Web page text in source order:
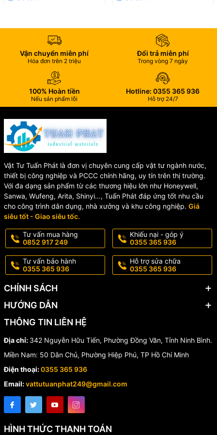
✅Chất liệu nhựa ABS cao cấp– Bền, nhẹ, không rỉ sét, chịu được
áp lực nước cao.
Thiết kế nhỏ gọn, thẩm mỹ
– Màu sắc tươi sáng, hiện đại, phù
hợp mọi không gian vườn.
Công dụng
Làm mát không gian ngoài trời
Vệ sinh sân, rửa xe, chuồng trại
Dùng trong nông nghiệp, gia đình, biệt thự sân vườn...
💡Hướng dẫn sử dụng
Kết nối súng phun với ống mềm qua đầu nối nhanh.
Gắn ống vào máy bơm nước hoặc nguồn nước có áp lực ổn
định.
Bóp nhẹ tay cầm để bắt đầu phun.
Xoay đầu súng để lựa chọn 1 trong 5 kiểu phun tùy ý.
📌Tại sao nên chọn
AQUAMATE W-9108J?
Thiết kế chuẩn Đài Loan – bền bỉ và tối ưu công năng
và hộ gia đình
Vận chuyển miễn phí
Hóa đơn trên 2 triệu
Đổi trả miễn phí
Trong vòng 7 ngày
100% Hoàn tiền
Nếu sản phẩm lỗi
Hotline: 0355 365 936
Hỗ trợ 24/7
Vật Tư Tuấn Phát là đơn vị chuyên cung cấp vật tư ngành nước,
thiết bị công nghiệp và PCCC chính hãng, uy tín trên thị trường.
Với đa dạng sản phẩm từ các thương hiệu lớn như Honeywell,
Sanwa, Wufeng, Arita, Shinyi…, Tuấn Phát đáp ứng tốt nhu cầu
cho công trình dân dụng, nhà xưởng và khu công nghiệp. Giá
siêu tốt - Giao siêu tốc.
Tư vấn mua hàng
0852 917 249
Khiếu nại - góp ý
0355 365 936
Tư vấn bảo hành
0355 365 936
Hỗ trợ sửa chữa
0355 365 936
CHÍNH SÁCH
HƯỚNG DẪN
THÔNG TIN LIÊN HỆ
Địa chỉ: 342 Nguyễn Hữu Tiến, Phường Đồng Văn, Tỉnh Ninh Bình.
Miền Nam: 50 Dân Chủ, Phường Hiệp Phú, TP Hồ Chí Minh
Điện thoại:0355 365 936
Email:vattutuanphat249@gmail.com
HÌNH THỨC THANH TOÁN